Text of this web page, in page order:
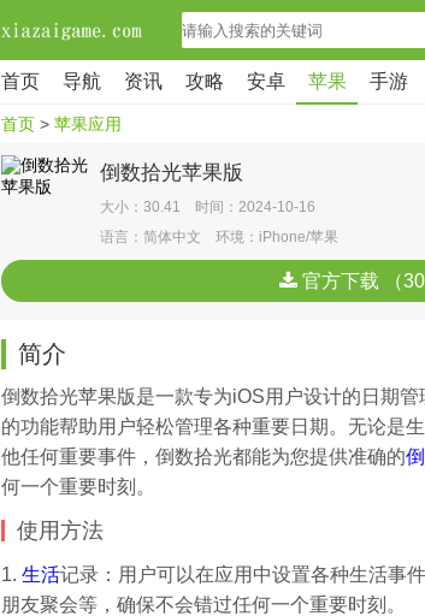
首页 导航 资讯 攻略 安卓 苹果 手游
首页 > 苹果应用
倒数拾光苹果版
大小：30.41 时间：2024-10-16
语言：简体中文 环境：iPhone/苹果
官方下载 （
简介
倒数拾光苹果版是一款专为iOS用户设计的日期
的功能帮助用户轻松管理各种重要日期。无论是
他任何重要事件，倒数拾光都能为您提供准确的
何一个重要时刻。
使用方法
1. 生活记录：用户可以在应用中设置各种生活事
朋友聚会等，确保不会错过任何一个重要时刻。